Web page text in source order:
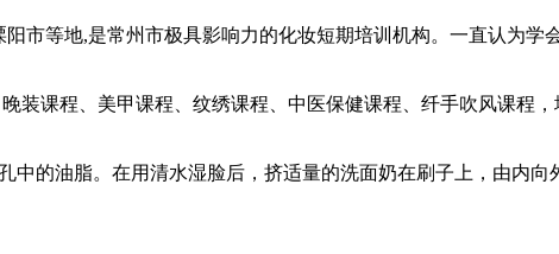
市等地,是常州市极具影响力的化妆短期培训机构。一直认为学
装课程、美甲课程、纹绣课程、中医保健课程、纤手吹风课程
的油脂。在用清水湿脸后，挤适量的洗面奶在刷子上，由内向